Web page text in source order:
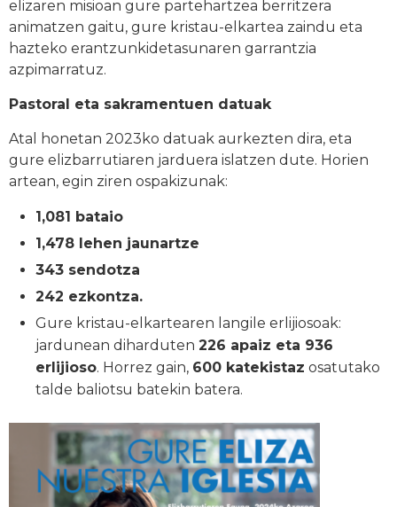
elizaren misioan gure partehartzea berritzera
animatzen gaitu, gure kristau-elkartea zaindu eta
hazteko erantzunkidetasunaren garrantzia
azpimarratuz.
Pastoral eta sakramentuen datuak
Atal honetan 2023ko datuak aurkezten dira, eta
gure elizbarrutiaren jarduera islatzen dute. Horien
artean, egin ziren ospakizunak:
1,081 bataio
1,478 lehen jaunartze
343 sendotza
242 ezkontza.
Gure kristau-elkartearen langile erlijiosoak:
jardunean diharduten 226 apaiz eta 936
erlijioso. Horrez gain, 600 katekistaz osatutako
talde baliotsu batekin batera.